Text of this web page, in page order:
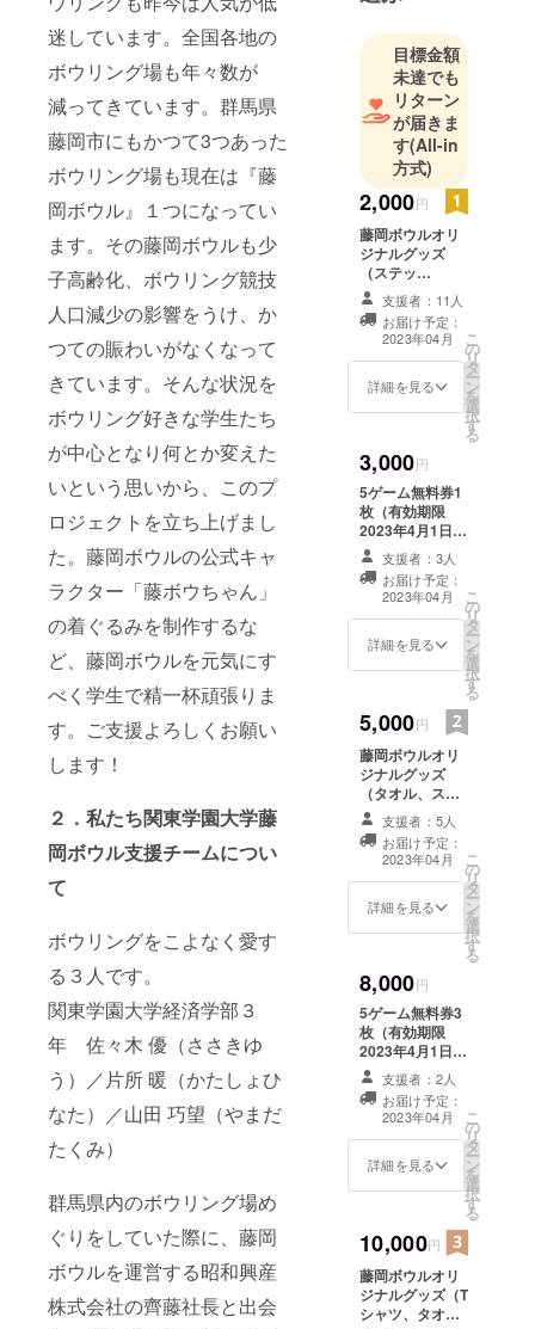
迷しています。全国各地の
ボウリング場も年々数が
減ってきています。群馬県
藤岡市にもかつて3つあった
ボウリング場も現在は『藤
岡ボウル』１つになってい
ます。その藤岡ボウルも少
子高齢化、ボウリング競技
人口減少の影響をうけ、か
つての賑わいがなくなって
きています。そんな状況を
ボウリング好きな学生たち
が中心となり何とか変えた
いという思いから、このプ
ロジェクトを立ち上げまし
た。藤岡ボウルの公式キャ
ラクター「藤ボウちゃん」
の着ぐるみを制作するな
ど、藤岡ボウルを元気にす
べく学生で精一杯頑張りま
す。ご支援よろしくお願い
します！
２．私たち関東学園大学藤
岡ボウル支援チームについ
て
ボウリングをこよなく愛す
る３人です。
関東学園大学経済学部３
年 佐々木 優（ささきゆ
う）／片所 暖（かたしょひ
なた）／山田 巧望（やまだ
たくみ）
群馬県内のボウリング場め
ぐりをしていた際に、藤岡
ボウルを運営する昭和興産
株式会社の齊藤社長と出会
目標金額
未達でも
リターン
が届きま
す(All-in
方式)
2,000円
藤岡ボウルオリ
ジナルグッズ
（ステッ
カー）、thanks
カード支援者：11人
お届け予定：
2023年04月
詳細を見る
こ
の
リ
タ
ー
ン
を
選
択
す
る
3,000円
5ゲーム無料券1
枚（有効期限
2023年4月1日か
ら2024年3月31
日まで）、
thanksカード
支援者：3人
お届け予定：
2023年04月
詳細を見る
こ
の
リ
タ
ー
ン
を
選
択
す
る
5,000円
藤岡ボウルオリ
ジナルグッズ
（タオル、ス
テッカー）、
thanksカード
支援者：5人
お届け予定：
2023年04月
詳細を見る
こ
の
リ
タ
ー
ン
を
選
択
す
る
8,000円
5ゲーム無料券3
枚（有効期限
2023年4月1日か
ら2024年3月31
日まで）、藤岡
ボウルオリジナ
ルタオル、
thanksカード
支援者：2人
お届け予定：
2023年04月
詳細を見る
こ
の
リ
タ
ー
ン
を
選
択
す
る
10,000円
藤岡ボウルオリ
ジナルグッズ（T
シャツ、タオ